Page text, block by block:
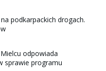
podkarpackich drogach.
odpowiada
sprawie programu